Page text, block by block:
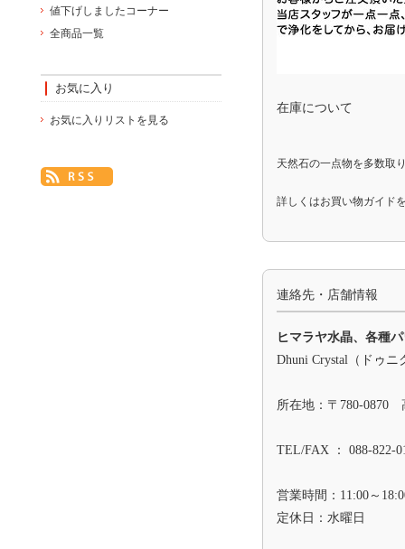
在庫について
天然石の一点物を多数取
詳しくはお買い物ガイド
連絡先・店舗情報
ヒマラヤ水晶、各種
Dhuni Crystal（ドゥニ
所在地：〒780-0870
TEL/FAX ： 088-822-
営業時間：11:00～
定休日：水曜日
値下げしましたコーナー
全商品一覧
お気に入り
お気に入りリストを見る